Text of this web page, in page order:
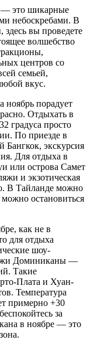
это шикарные
небоскребами. В
вы проведете
волшебство
центров со
семьей,
вкус.
ноябрь порадует
Отдыхать в
градуса просто
По приезде в
Бангкок, экскурсия
Для отдыха в
или острова Самет
и экзотическая
В Тайланде можно
можно остановиться
как не в
для отдыха
шоу-
Доминиканы —
Такие
Плата и Хуан-
Температура
примерно +30
за
в ноябре — это